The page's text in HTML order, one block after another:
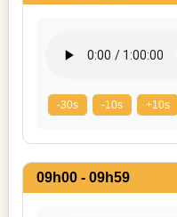
-30s -10s +10s
09h00 - 09h59